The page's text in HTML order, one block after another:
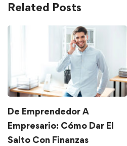
Related Posts
De Emprendedor A
Empresario: Cómo Dar El
Salto Con Finanzas